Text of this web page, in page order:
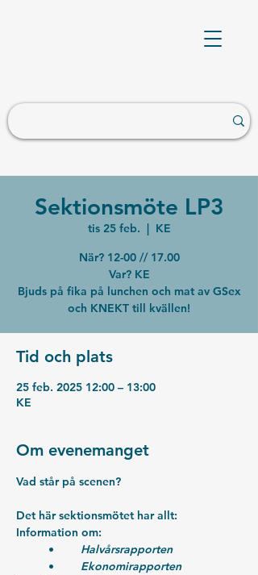
Sektionsmöte LP3
tis 25 feb.
  |
KE
När? 12-00 // 17.00
Var? KE
Bjuds på fika på lunchen och mat av GSex
och KNEKT till kvällen!
Tid och plats
25 feb. 2025 12:00 – 13:00
KE
Om evenemanget
Vad står på scenen?
Det här sektionsmötet har allt:
Information om:
Halvårsrapporten
Ekonomirapporten